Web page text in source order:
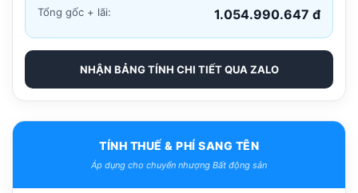
Tổng gốc + lãi: 1.054.990.647 đ
NHẬN BẢNG TÍNH CHI TIẾT QUA ZALO
TÍNH THUẾ & PHÍ SANG TÊN
Áp dụng cho chuyển nhượng Bất động sản